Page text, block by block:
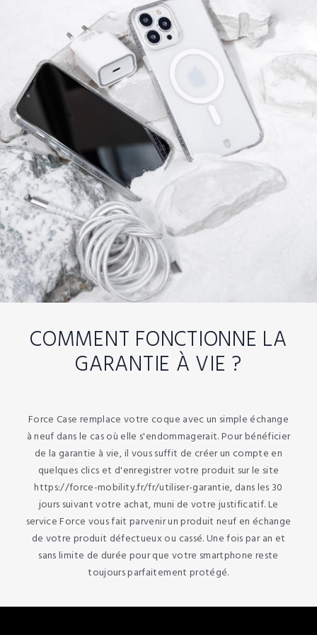
COMMENT FONCTIONNE LA
GARANTIE À VIE ?
Force Case remplace votre coque avec un simple échange
à neuf dans le cas où elle s'endommagerait. Pour bénéficier
de la garantie à vie, il vous suffit de créer un compte en
quelques clics et d'enregistrer votre produit sur le site
https://force-mobility.fr/fr/utiliser-garantie, dans les 30
jours suivant votre achat, muni de votre justificatif. Le
service Force vous fait parvenir un produit neuf en échange
de votre produit défectueux ou cassé. Une fois par an et
sans limite de durée pour que votre smartphone reste
toujours parfaitement protégé.